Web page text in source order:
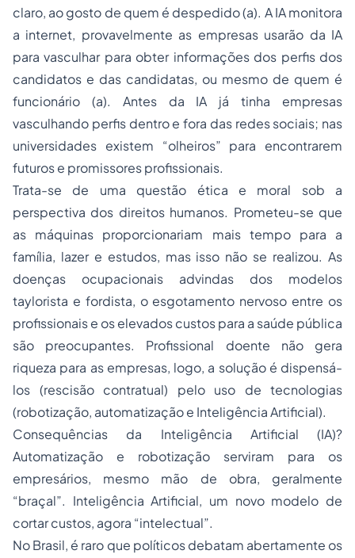
claro, ao gosto de quem é despedido (a). A IA monitora
a internet, provavelmente as empresas usarão da IA
para vasculhar para obter informações dos perfis dos
candidatos e das candidatas, ou mesmo de quem é
funcionário (a). Antes da IA já tinha empresas
vasculhando perfis dentro e fora das redes sociais; nas
universidades existem “olheiros” para encontrarem
futuros e promissores profissionais.
Trata-se de uma questão ética e moral sob a
perspectiva dos direitos humanos. Prometeu-se que
as máquinas proporcionariam mais tempo para a
família, lazer e estudos, mas isso não se realizou. As
doenças ocupacionais advindas dos modelos
taylorista e fordista, o esgotamento nervoso entre os
profissionais e os elevados custos para a saúde pública
são preocupantes. Profissional doente não gera
riqueza para as empresas, logo, a solução é dispensá-
los (rescisão contratual) pelo uso de tecnologias
(robotização, automatização e Inteligência Artificial).
Consequências da Inteligência Artificial (IA)?
Automatização e robotização serviram para os
empresários, mesmo mão de obra, geralmente
“braçal”. Inteligência Artificial, um novo modelo de
cortar custos, agora “intelectual”.
No Brasil, é raro que políticos debatam abertamente os